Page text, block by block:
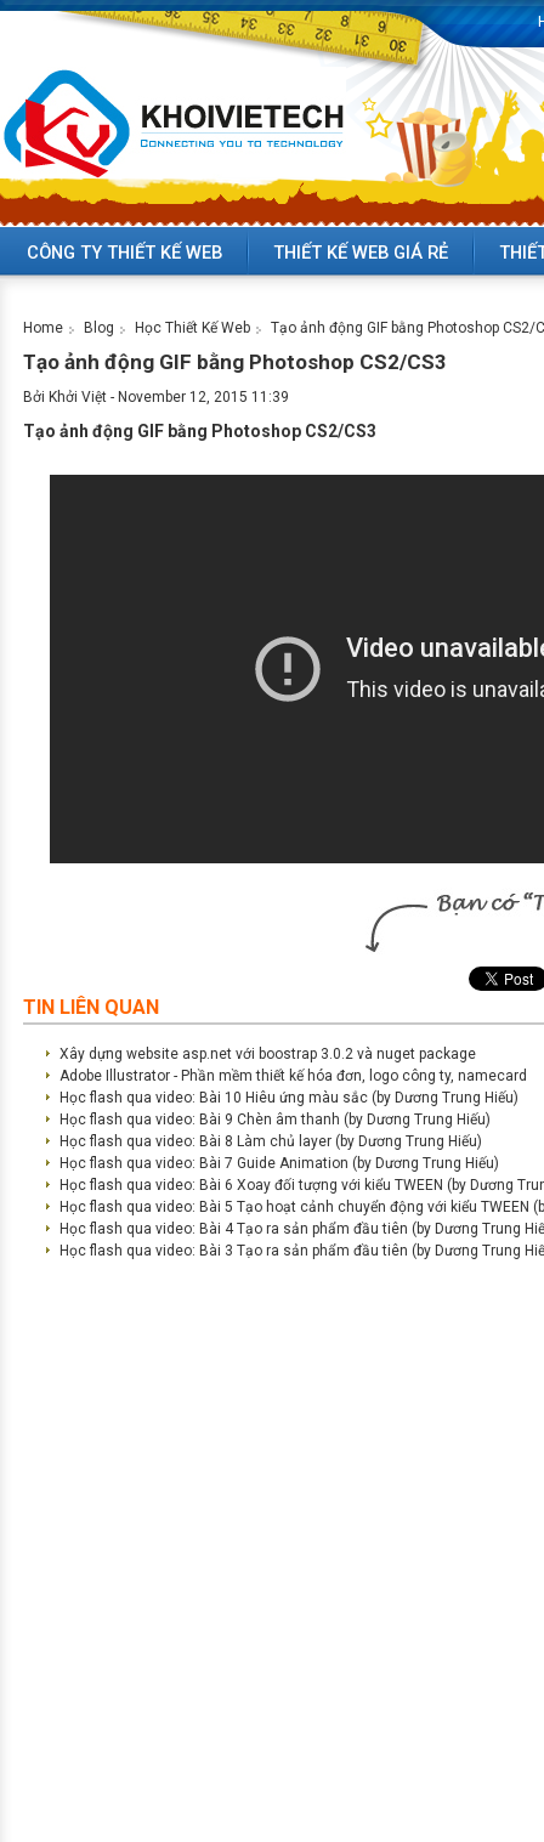
CÔNG TY THIẾT KẾ WEB THIẾT KẾ WEB GIÁ RẺ
Home Blog Học Thiết Kế Web Tạo ảnh động GIF bằng Photoshop CS2/
Tạo ảnh động GIF bằng Photoshop CS2/CS3
Bởi Khởi Việt - November 12, 2015 11:39
Tạo ảnh động GIF bằng Photoshop CS2/CS3
TIN LIÊN QUAN
Xây dựng website asp.net với boostrap 3.0.2 và nuget package
Adobe Illustrator - Phần mềm thiết kế hóa đơn, logo công ty, namecard
Học flash qua video: Bài 10 Hiêu ứng màu sắc (by Dương Trung Hiếu)
Học flash qua video: Bài 9 Chèn âm thanh (by Dương Trung Hiếu)
Học flash qua video: Bài 8 Làm chủ layer (by Dương Trung Hiếu)
Học flash qua video: Bài 7 Guide Animation (by Dương Trung Hiếu)
Học flash qua video: Bài 6 Xoay đối tượng với kiểu TWEEN (by Dương
Học flash qua video: Bài 5 Tạo hoạt cảnh chuyển động với kiểu TWEEN
Học flash qua video: Bài 4 Tạo ra sản phẩm đầu tiên (by Dương Trung
Học flash qua video: Bài 3 Tạo ra sản phẩm đầu tiên (by Dương Trung